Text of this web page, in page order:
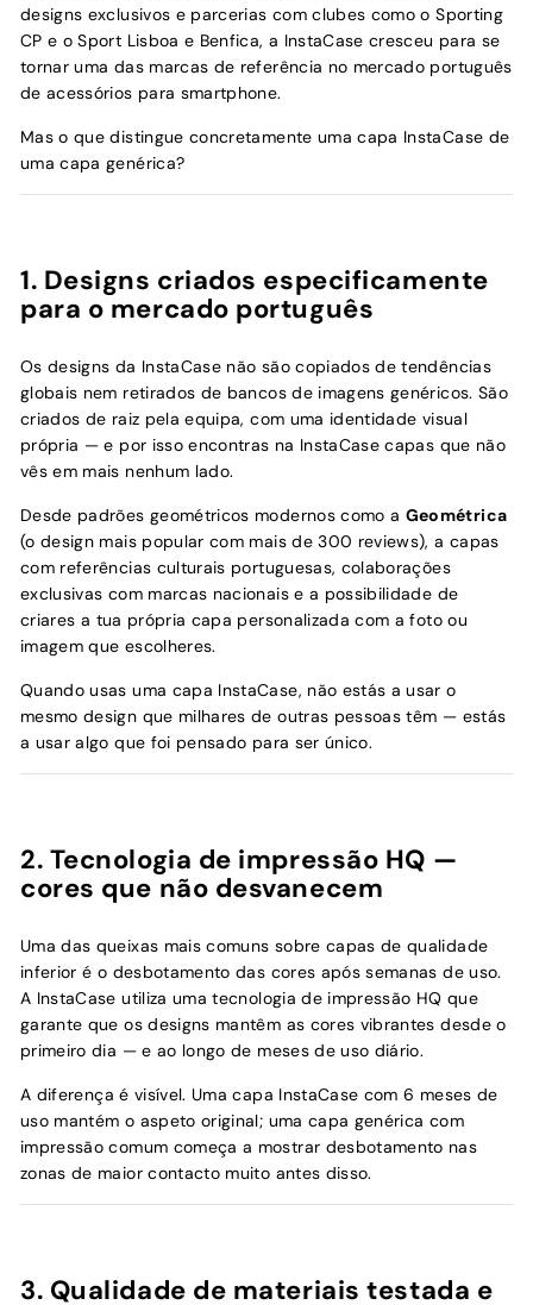
designs exclusivos e parcerias com clubes como o Sporting
CP e o Sport Lisboa e Benfica, a InstaCase cresceu para se
tornar uma das marcas de referência no mercado português
de acessórios para smartphone.
Mas o que distingue concretamente uma capa InstaCase de
uma capa genérica?
1. Designs criados especificamente
para o mercado português
Os designs da InstaCase não são copiados de tendências
globais nem retirados de bancos de imagens genéricos. São
criados de raiz pela equipa, com uma identidade visual
própria — e por isso encontras na InstaCase capas que não
vês em mais nenhum lado.
Desde padrões geométricos modernos como a Geométrica
(o design mais popular com mais de 300 reviews), a capas
com referências culturais portuguesas, colaborações
exclusivas com marcas nacionais e a possibilidade de
criares a tua própria capa personalizada com a foto ou
imagem que escolheres.
Quando usas uma capa InstaCase, não estás a usar o
mesmo design que milhares de outras pessoas têm — estás
a usar algo que foi pensado para ser único.
2. Tecnologia de impressão HQ —
cores que não desvanecem
Uma das queixas mais comuns sobre capas de qualidade
inferior é o desbotamento das cores após semanas de uso.
A InstaCase utiliza uma tecnologia de impressão HQ que
garante que os designs mantêm as cores vibrantes desde o
primeiro dia — e ao longo de meses de uso diário.
A diferença é visível. Uma capa InstaCase com 6 meses de
uso mantém o aspeto original; uma capa genérica com
impressão comum começa a mostrar desbotamento nas
zonas de maior contacto muito antes disso.
3. Qualidade de materiais testada e